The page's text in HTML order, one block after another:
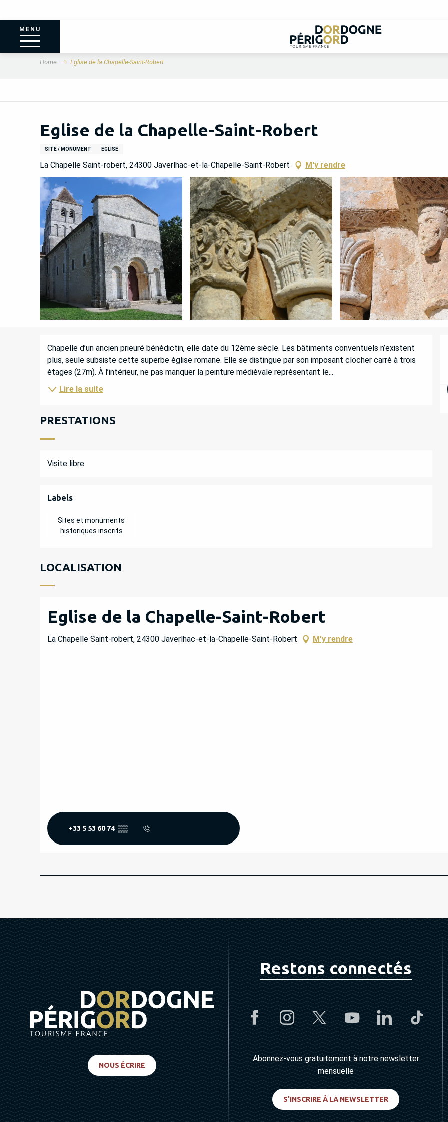
MENU
Home Eglise de la Chapelle-Saint-Robert
Eglise de la Chapelle-Saint-Robert
SITE / MONUMENT EGLISE
La Chapelle Saint-robert, 24300 Javerlhac-et-la-Chapelle-Saint-Robert M'y rendre
DESCRIPTION
Chapelle d’un ancien prieuré bénédictin, elle date du 12ème siècle. Les bâtiments conventuels n’existent
plus, seule subsiste cette superbe église romane. Elle se distingue par son imposant clocher carré à trois
étages (27m). À l’intérieur, ne pas manquer la peinture médiévale représentant le...
Lire la suite
PRESTATIONS
Visite libre
OFFRES DE PRESTATIONS
Labels
Labels
Sites et monuments
historiques inscrits
LOCALISATION
Eglise de la Chapelle-Saint-Robert
La Chapelle Saint-robert, 24300 Javerlhac-et-la-Chapelle-Saint-Robert M'y rendre
+33 5 53 60 74 ▒▒
NOUS ÉCRIRE
Restons connectés
Abonnez-vous gratuitement à notre newsletter
mensuelle
S'INSCRIRE À LA NEWSLETTER